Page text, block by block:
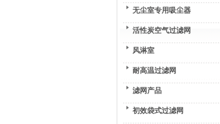
无尘室专用吸尘器
活性炭空气过滤网
风淋室
耐高温过滤网
滤网产品
初效袋式过滤网